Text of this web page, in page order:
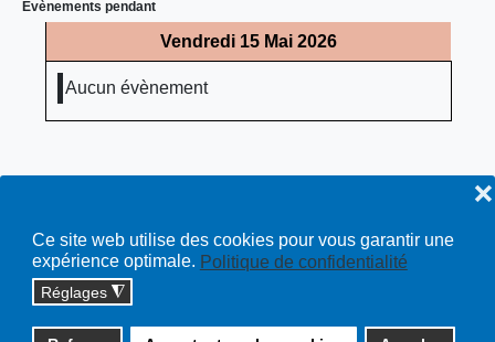
Ce site web utilise des cookies pour vous garantir une
expérience optimale. Politique de confidentialité
Réglages ◮
❌
Évènements pendant
Vendredi 15 Mai 2026
Aucun évènement
Copyright © 2026 cossonay.ch - tous droits réservés | site :